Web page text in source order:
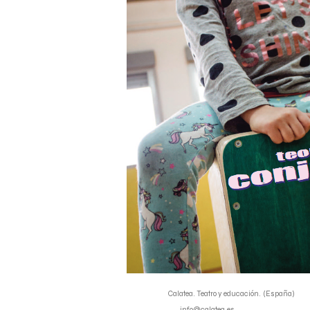
Calatea. Teatro y educación. (España)